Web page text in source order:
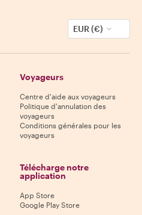
EUR (€)
Voyageurs
Centre d'aide aux voyageurs
Politique d'annulation des
voyageurs
Conditions générales pour les
voyageurs
Télécharge notre
application
App Store
Google Play Store